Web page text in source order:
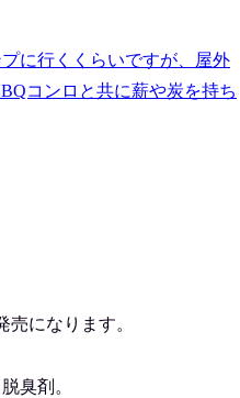
に行くくらいですが、屋外
コンロと共に薪や炭を持ち
売になります。
臭剤。